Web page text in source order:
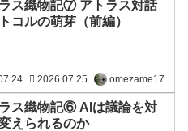
ス織物記⑦ アトラス対話
コルの萌芽（前編）
2026.07.25 omezame17
ス織物記⑥ AIは議論を対
えられるのか